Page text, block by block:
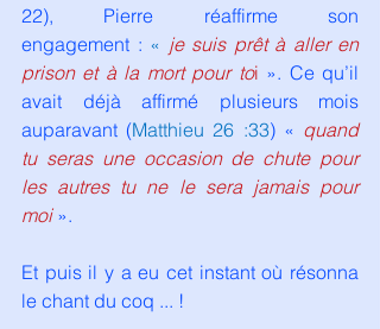
22), Pierre réaffirme son
engagement : « je suis prêt à aller en
prison et à la mort pour toi ». Ce qu’il
avait déjà affirmé plusieurs mois
auparavant (Matthieu 26 :33) « quand
tu seras une occasion de chute pour
les autres tu ne le sera jamais pour
moi ».
Et puis il y a eu cet instant où résonna
le chant du coq ... !